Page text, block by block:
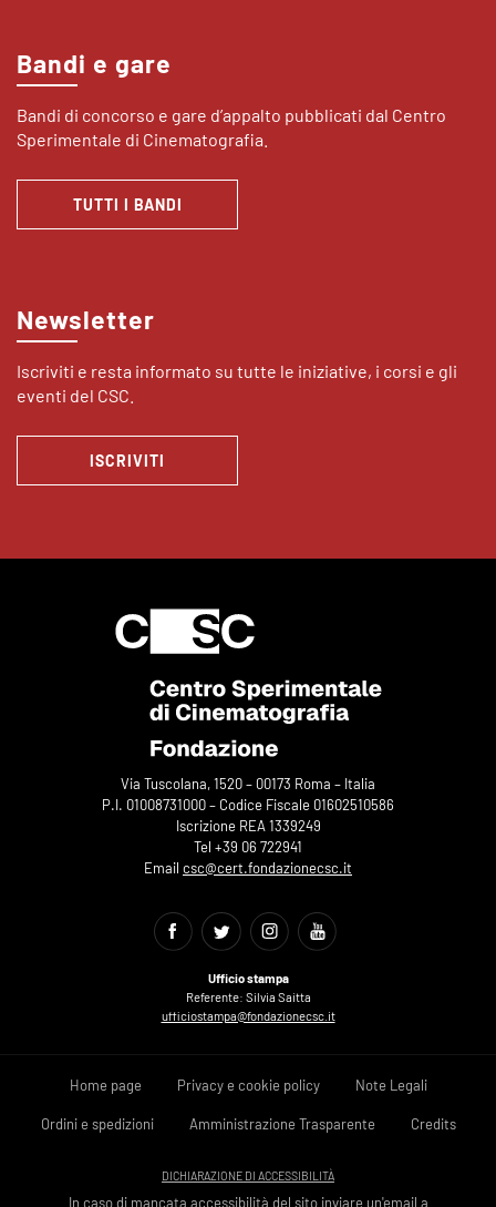
Bandi e gare
Bandi di concorso e gare d’appalto pubblicati dal Centro
Sperimentale di Cinematografia.
TUTTI I BANDI
Newsletter
Iscriviti e resta informato su tutte le iniziative, i corsi e gli
eventi del CSC.
ISCRIVITI
Via Tuscolana, 1520 – 00173 Roma – Italia
P.I. 01008731000 – Codice Fiscale 01602510586
Iscrizione REA 1339249
Tel +39 06 722941
Email csc@cert.fondazionecsc.it
Ufficio stampa
Referente: Silvia Saitta
ufficiostampa@fondazionecsc.it
Home page Privacy e cookie policy Note Legali
Ordini e spedizioni Amministrazione Trasparente Credits
DICHIARAZIONE DI ACCESSIBILITÀ
In caso di mancata accessibilità del sito inviare un'email a